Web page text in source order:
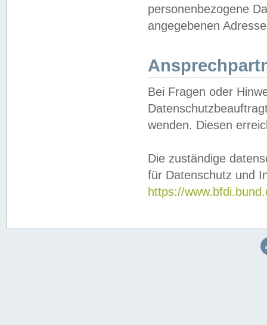
personenbezogene
angegebenen
Bei Fragen oder
wenden. Diesen
Die zuständige
für Datenschutz und
https://